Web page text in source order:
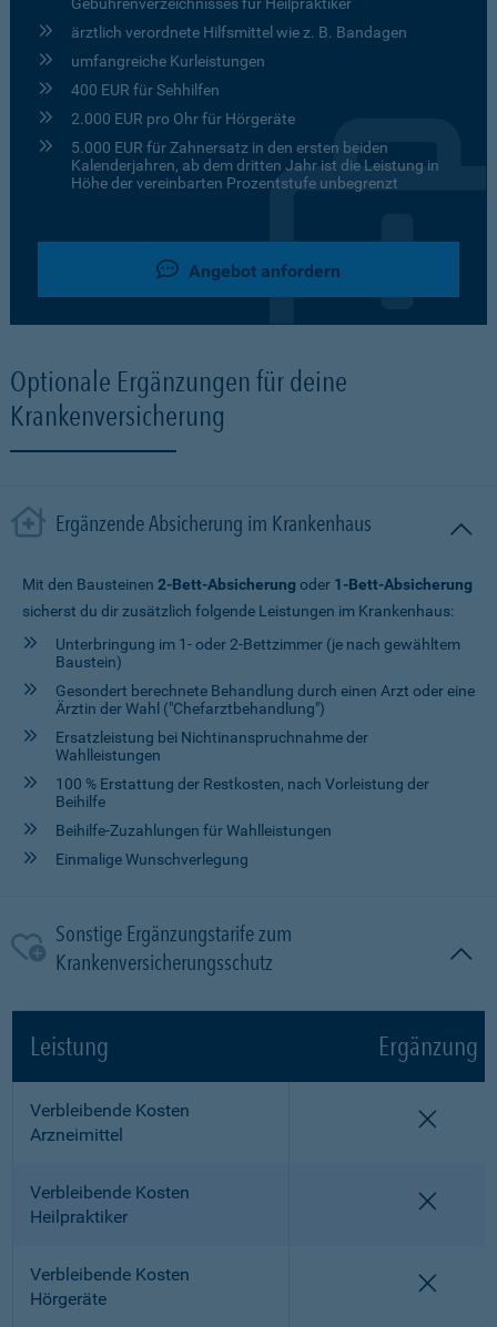
ärztlich verordnete Hilfsmittel wie z. B. Bandagen
umfangreiche Kurleistungen
400 EUR für Sehhilfen
2.000 EUR pro Ohr für Hörgeräte
5.000 EUR für Zahnersatz in den ersten beiden
Kalenderjahren, ab dem dritten Jahr ist die Leistung in
Höhe der vereinbarten Prozentstufe unbegrenzt
Angebot anfordern
Optionale Ergänzungen für deine
Krankenversicherung
Ergänzende Absicherung im Krankenhaus
Mit den Bausteinen 2-Bett-Absicherung oder 1-Bett-Absicherung
sicherst du dir zusätzlich folgende Leistungen im Krankenhaus:
Unterbringung im 1- oder 2-Bettzimmer (je nach gewähltem
Baustein)
Gesondert berechnete Behandlung durch einen Arzt oder eine
Ärztin der Wahl ("Chefarztbehandlung")
Ersatzleistung bei Nichtinanspruchnahme der
Wahlleistungen
100 % Erstattung der Restkosten, nach Vorleistung der
Beihilfe
Beihilfe-Zuzahlungen für Wahlleistungen
Einmalige Wunschverlegung
Sonstige Ergänzungstarife zum
Krankenversicherungsschutz
Leistung Ergänzung
Verbleibende Kosten
Arzneimittel
Verbleibende Kosten
Heilpraktiker
Verbleibende Kosten
Hörgeräte